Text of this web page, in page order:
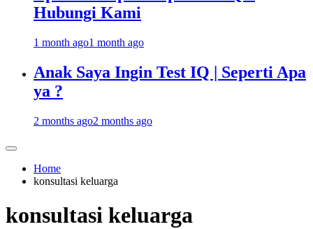
Hubungi Kami
1 month ago1 month ago
Anak Saya Ingin Test IQ | Seperti Apa
ya ?
2 months ago2 months ago
Home
konsultasi keluarga
konsultasi keluarga